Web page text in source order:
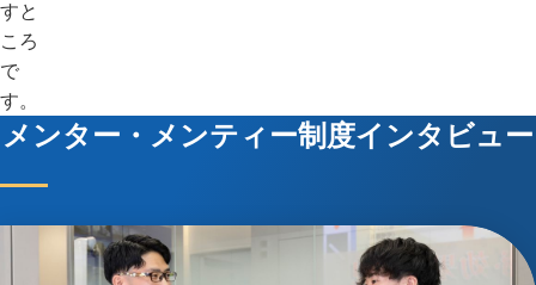
すと
ころ
で
す。
メンター・メンティー制度インタビュー